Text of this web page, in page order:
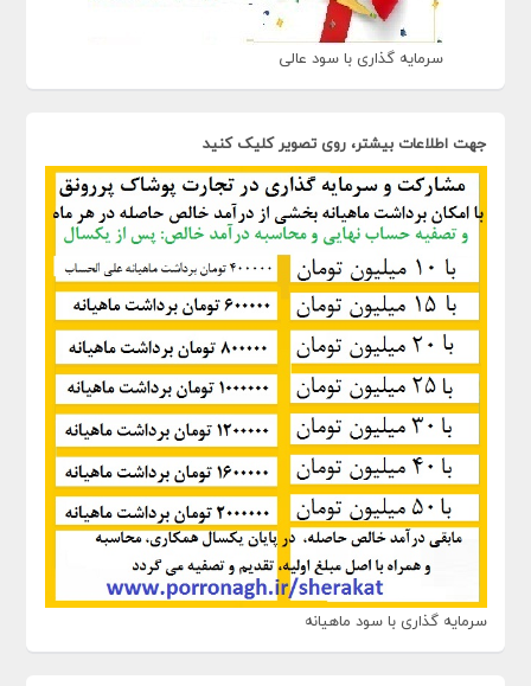
سرمایه گذاری با سود عالی
جهت اطلاعات بیشتر، روی تصویر کلیک کنید
سرمایه گذاری با سود ماهیانه